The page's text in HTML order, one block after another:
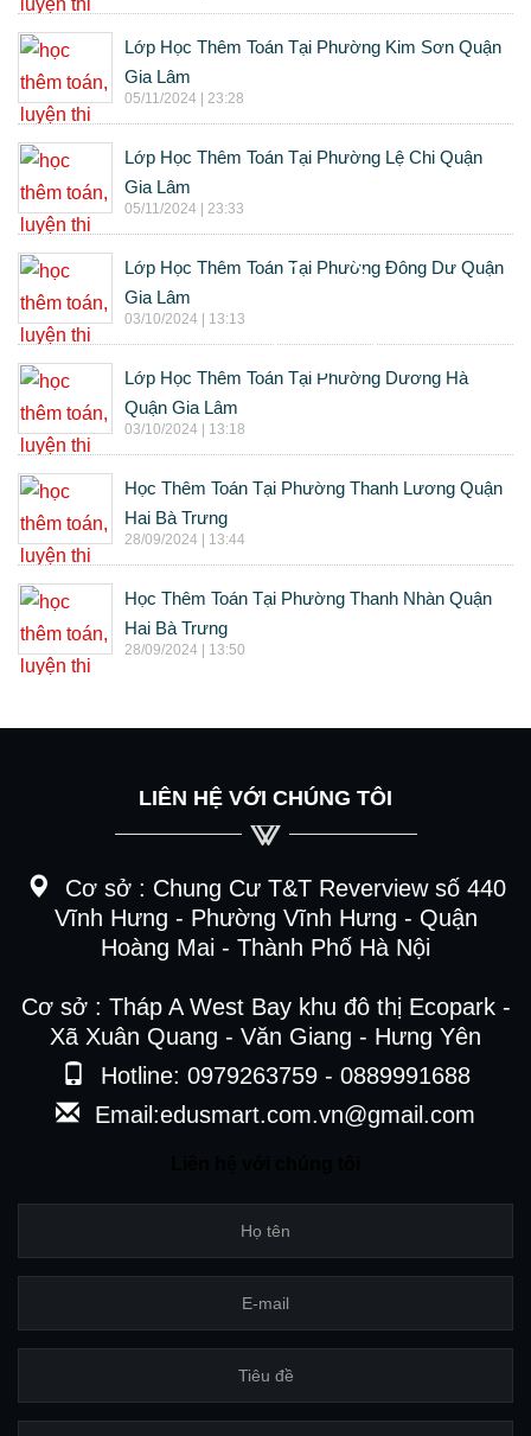
Lớp Học Thêm Toán Tại Phường Kim Sơn Quận
Gia Lâm
05/11/2024 | 23:28
Lớp Học Thêm Toán Tại Phường Lệ Chi Quận
Gia Lâm
05/11/2024 | 23:33
Lớp Học Thêm Toán Tại Phường Đông Dư Quận
Gia Lâm
03/10/2024 | 13:13
Lớp Học Thêm Toán Tại Phường Dương Hà
Quận Gia Lâm
03/10/2024 | 13:18
Học Thêm Toán Tại Phường Thanh Lương Quận
Hai Bà Trưng
28/09/2024 | 13:44
Học Thêm Toán Tại Phường Thanh Nhàn Quận
Hai Bà Trưng
28/09/2024 | 13:50
LIÊN HỆ VỚI CHÚNG TÔI
Cơ sở : Chung Cư T&T Reverview số 440
Vĩnh Hưng - Phường Vĩnh Hưng - Quận
Hoàng Mai - Thành Phố Hà Nội
Cơ sở : Tháp A West Bay khu đô thị Ecopark -
Xã Xuân Quang - Văn Giang - Hưng Yên
Hotline: 0979263759 - 0889991688
Email:edusmart.com.vn@gmail.com